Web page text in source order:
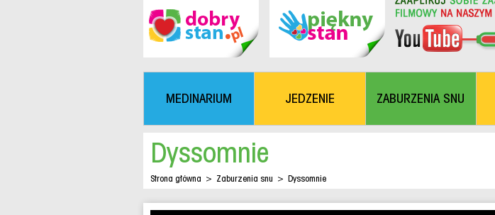
MEDINARIUM JEDZENIE ZABURZENIA SNU
Dyssomnie
Strona główna > Zaburzenia snu > Dyssomnie